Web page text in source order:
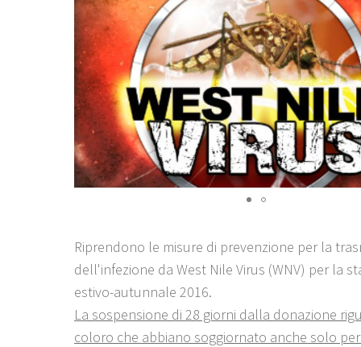
Riprendono le misure di prevenzione per la
dell'infezione da West Nile Virus (WNV) per la
estivo-autunnale 2016.
La sospensione di 28 giorni dalla donazione
coloro che abbiano soggiornato anche solo